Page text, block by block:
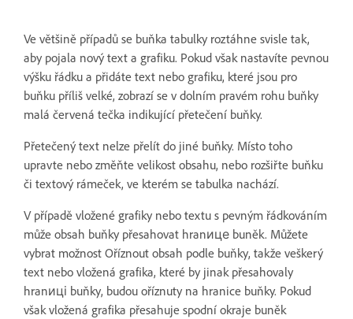
Ve většině případů se buňka tabulky roztáhne svisle tak,
aby pojala nový text a grafiku. Pokud však nastavíte pevnou
výšku řádku a přidáte text nebo grafiku, které jsou pro
buňku příliš velké, zobrazí se v dolním pravém rohu buňky
malá červená tečka indikující přetečení buňky.
Přetečený text nelze přelít do jiné buňky. Místo toho
upravte nebo změňte velikost obsahu, nebo rozšiřte buňku
či textový rámeček, ve kterém se tabulka nachází.
V případě vložené grafiky nebo textu s pevným řádkováním
může obsah buňky přesahovat hranице buněk. Můžete
vybrat možnost Oříznout obsah podle buňky, takže veškerý
text nebo vložená grafika, které by jinak přesahovaly
hranиці buňky, budou oříznuty na hranice buňky. Pokud
však vložená grafika přesahuje spodní okraje buněk